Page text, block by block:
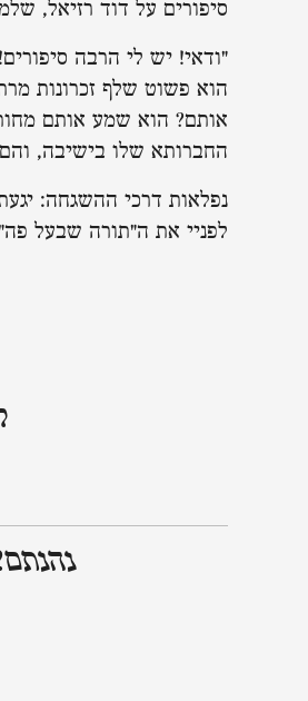
סיפורים על דוד רזיאל,
"ודאי! יש לי הרבה
הוא פשוט שלף זכרונות
אותם? הוא שמע אותם
החברותא שלו בישיבה, והם
נפלאות דרכי ההשגחה:
לפניי את ה"תורה שבעל